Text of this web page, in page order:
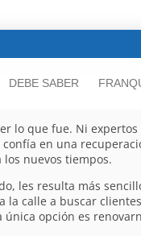
DEBE SABER
lo que fue. Ni
en una
nuevos tiempos.
les resulta más
calle a buscar
opción es